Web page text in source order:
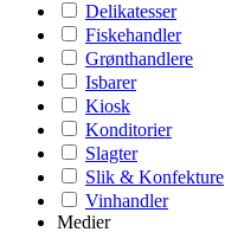
Delikatesser
Fiskehandler
Grønthandlere
Isbarer
Kiosk
Konditorier
Slagter
Slik & Konfekture
Vinhandler
Medier